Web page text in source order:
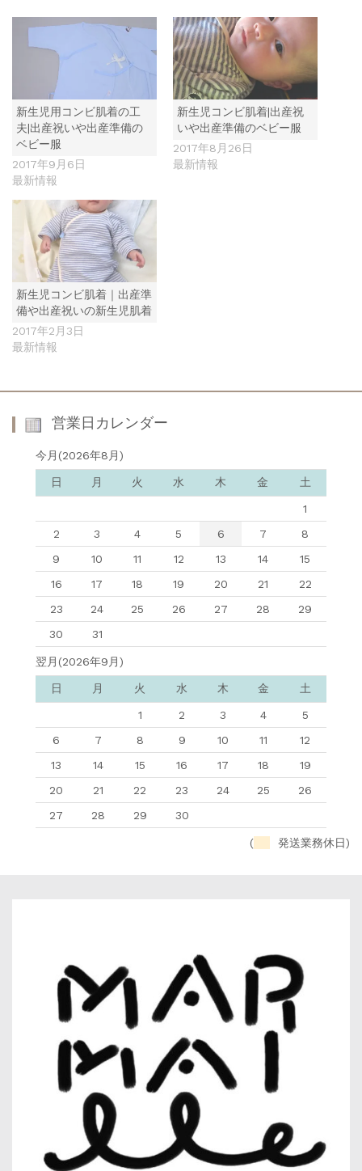
新生児用コンビ肌着の工
夫|出産祝いや出産準備の
ベビー服
2017年9月6日
最新情報
新生児コンビ肌着|出産祝
いや出産準備のベビー服
2017年8月26日
最新情報
新生児コンビ肌着｜出産準
備や出産祝いの新生児肌着
2017年2月3日
最新情報
営業日カレンダー
今月(2026年8月)
日 月 火 水 木 金 土
1
2
3 4 5 6 7
8
9
10 11 12 13 14
15
16
17 18 19 20 21
22
23
24 25 26 27 28
29
30
31
翌月(2026年9月)
日 月 火 水 木 金 土
1 2 3 4
5
6
7 8 9 10 11
12
13
14 15 16 17 18
19
20
21 22 23 24 25
26
27
28 29 30
( 発送業務休日)